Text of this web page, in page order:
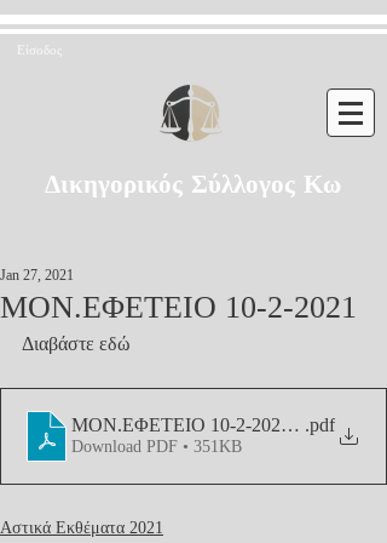
Είσοδος
Δικηγορικός Σύλλογος Κω
ΜΟΝ.ΕΦΕΤΕΙΟ 10-2-2021
Jan 27, 2021
Διαβάστε εδώ
ΜΟΝ.ΕΦΕΤΕΙΟ 10-2-2021 (1).pdf
Download PDF • 351KB
Αστικά Εκθέματα 2021